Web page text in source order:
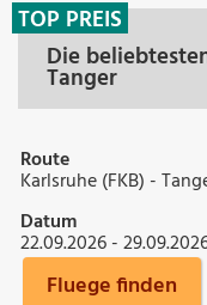
Die
Tanger
TOP PREIS
Route
Karlsruhe (FKB) -
Datum
22.09.2026 -
Fluege finden